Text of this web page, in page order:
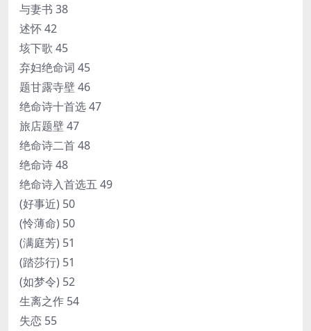
与妻书 38
述怀 42
垓下歌 45
弃妇绝命词 45
题甘露寺壁 46
绝命诗十首选 47
旅店题壁 47
绝命诗二首 48
绝命诗 48
绝命诗入首选五 49
(好事近) 50
(怜薄命) 50
(满庭芳) 51
(踏莎行) 51
(如梦令) 52
生离之作 54
失恋 55